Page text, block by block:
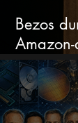
Bezos